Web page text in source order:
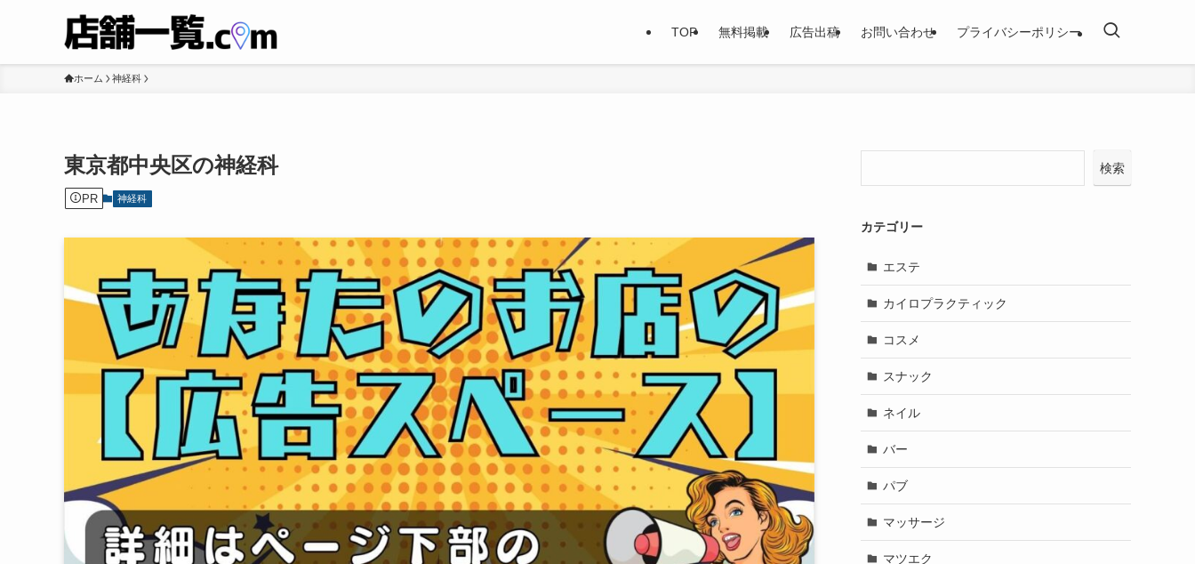
TOP 無料掲載 広告出稿 お問い合わせ プライバシーポリシー
ホーム 神経科
東京都中央区の神経科
PR 神経科
検索
カテゴリー
エステ
カイロプラクティック
コスメ
スナック
ネイル
バー
パブ
マッサージ
マツエク